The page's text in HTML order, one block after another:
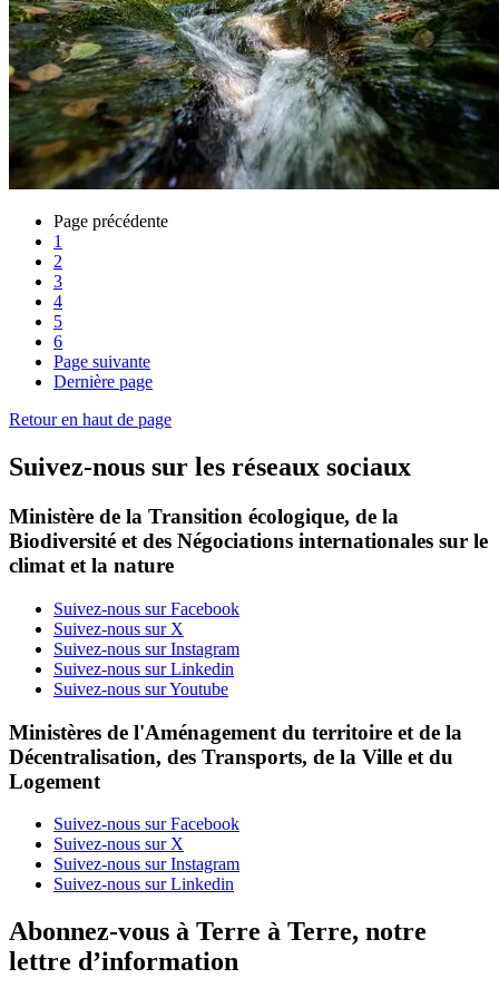
Page précédente
1
2
3
4
5
6
Page suivante
Dernière page
Retour en haut de page
Suivez-nous sur les réseaux sociaux
Ministère de la Transition écologique, de la
Biodiversité et des Négociations internationales sur le
climat et la nature
Suivez-nous sur Facebook
Suivez-nous sur X
Suivez-nous sur Instagram
Suivez-nous sur Linkedin
Suivez-nous sur Youtube
Ministères de l'Aménagement du territoire et de la
Décentralisation, des Transports, de la Ville et du
Logement
Suivez-nous sur Facebook
Suivez-nous sur X
Suivez-nous sur Instagram
Suivez-nous sur Linkedin
Abonnez-vous à Terre à Terre, notre
lettre d’information